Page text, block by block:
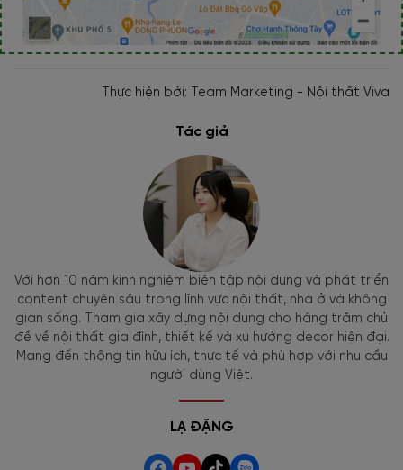
Thực hiện bởi: Team Marketing - Nội thất Viva
Tác giả
Với hơn 10 năm kinh nghiệm biên tập nội dung và phát triển
content chuyên sâu trong lĩnh vực nội thất, nhà ở và không
gian sống. Tham gia xây dựng nội dung cho hàng trăm chủ
đề về nội thất gia đình, thiết kế và xu hướng decor hiện đại.
Mang đến thông tin hữu ích, thực tế và phù hợp với nhu cầu
người dùng Việt.
LẠ ĐẶNG